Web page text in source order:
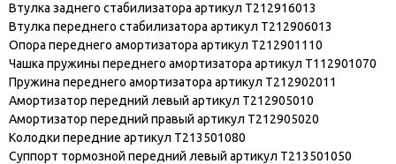
Втулка заднего стабилизатора артикул T212916013
Втулка переднего стабилизатора артикул T212906013
Опора переднего амортизатора артикул T212901110
Чашка пружины переднего амортизатора артикул T112901070
Пружина переднего амортизатора артикул T212902011
Амортизатор передний левый артикул T212905010
Амортизатор передний правый артикул T212905020
Колодки передние артикул T213501080
Суппорт тормозной передний левый артикул T213501050